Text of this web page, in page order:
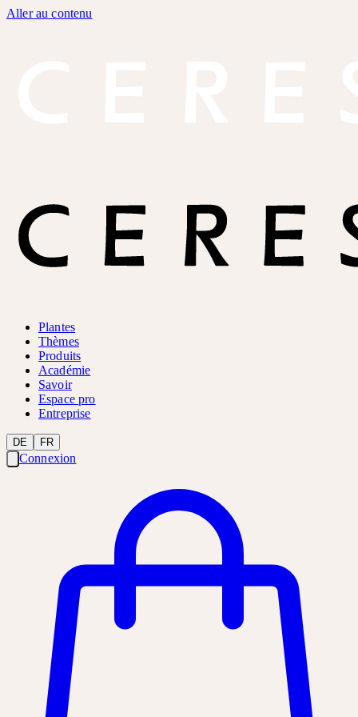
Aller au contenu
Plantes
Thèmes
Produits
Académie
Savoir
Espace pro
Entreprise
DE FR
Connexion